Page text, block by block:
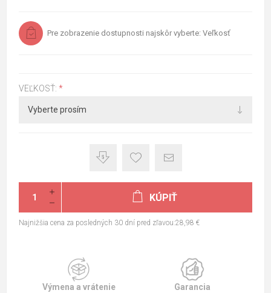
Pre zobrazenie dostupnosti najskôr vyberte: Veľkosť
VEĽKOSŤ: *
KÚPIŤ
Najnižšia cena za posledných 30 dní pred zľavou:28,98 €
Výmena a vrátenie
Garancia